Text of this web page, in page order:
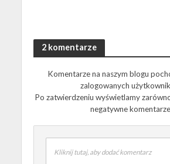
2 komentarze
Komentarze na naszym blogu
zalogowanych
Po zatwierdzeniu wyświetlamy
negatywne
Kliknij tutaj, aby dodać komentarz